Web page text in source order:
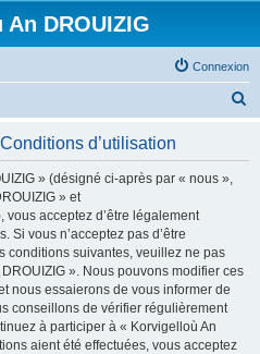
DROUIZIG
Connexion
d’utilisation
» (désigné ci-après par « nous »,
» et
vous acceptez d’être légalement
Si vous n’acceptez pas d’être
conditions suivantes, veuillez ne pas
». Nous pouvons modifier ces
nous essaierons de vous informer de
conseillons de vérifier régulièrement
à participer à « Korvigelloù An
aient été effectuées, vous acceptez